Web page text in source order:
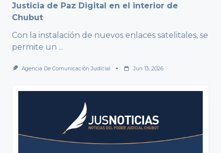
Justicia de Paz Digital en el interior de
Chubut
Con la instalación de nuevos enlaces satelitales, se
permite un ...
Agencia De Comunicación Judicial Jun 13, 2026